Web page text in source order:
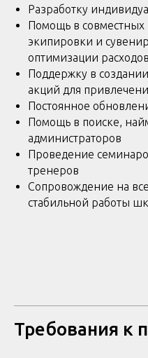
Разработку
Помощь в совместных
экипировки и
оптимизации расходов
Поддержку в
акций для
Постоянное
Помощь в поиске,
администраторов
Проведение
тренеров
Сопровождение на
стабильной работы
Требования к